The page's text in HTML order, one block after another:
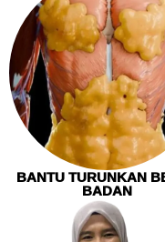
BANTU TURUNKAN
BADAN